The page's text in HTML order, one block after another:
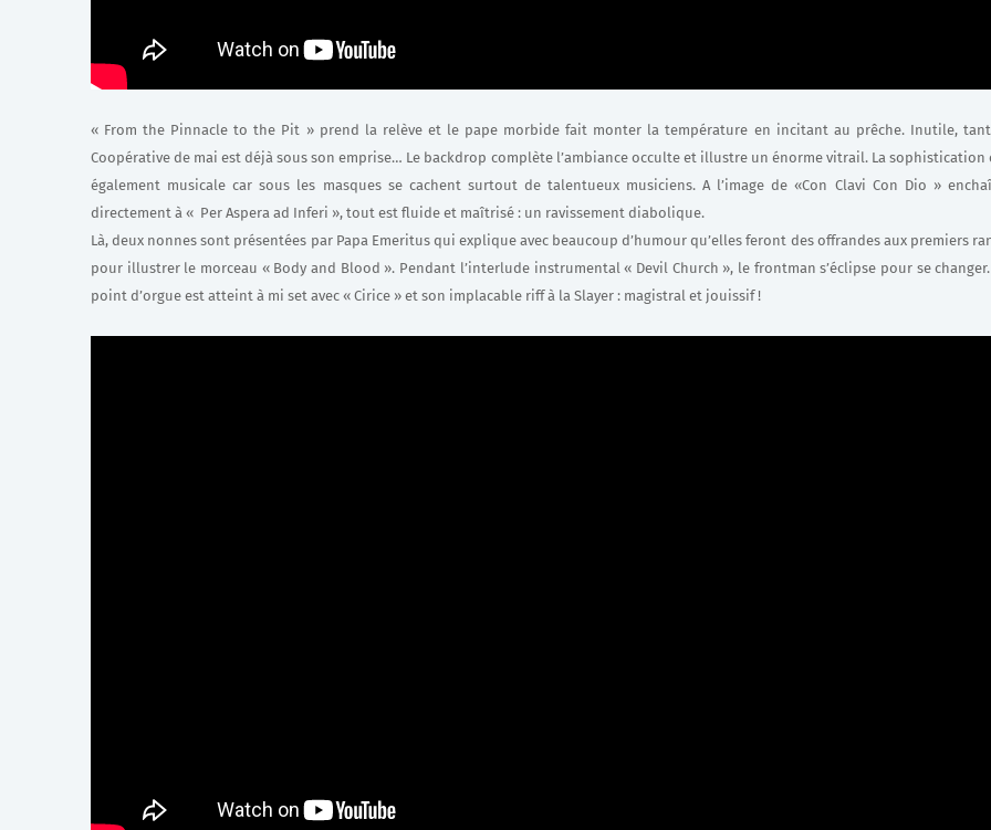
« From the Pinnacle to the Pit » prend la relève et le pape morbide fait monter la température en incitant au prêche. Inutile,
Coopérative de mai est déjà sous son emprise… Le backdrop complète l’ambiance occulte et illustre un énorme vitrail. La sophistication
également musicale car sous les masques se cachent surtout de talentueux musiciens. A l’image de «Con Clavi Con Dio »
directement à « Per Aspera ad Inferi », tout est fluide et maîtrisé : un ravissement diabolique.
Là, deux nonnes sont présentées par Papa Emeritus qui explique avec beaucoup d’humour qu’elles feront des offrandes aux premiers
pour illustrer le morceau « Body and Blood ». Pendant l’interlude instrumental « Devil Church », le frontman s’éclipse pour se changer.
point d’orgue est atteint à mi set avec « Cirice » et son implacable riff à la Slayer : magistral et jouissif !